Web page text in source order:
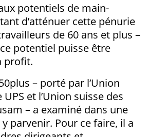
potentiels de main-
d’atténuer cette pénurie
de 60 ans et plus –
potentiel puisse être
profit.
– porté par l’Union
et l’Union suisse des
– a examiné dans une
parvenir. Pour ce faire, il a